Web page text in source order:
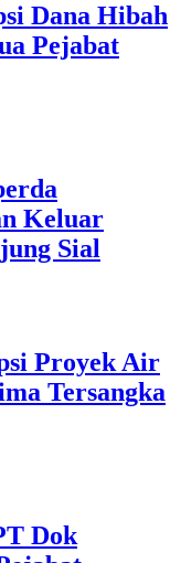
Dana Hibah
Pejabat
Keluar
Sial
Proyek Air
Tersangka
Dok